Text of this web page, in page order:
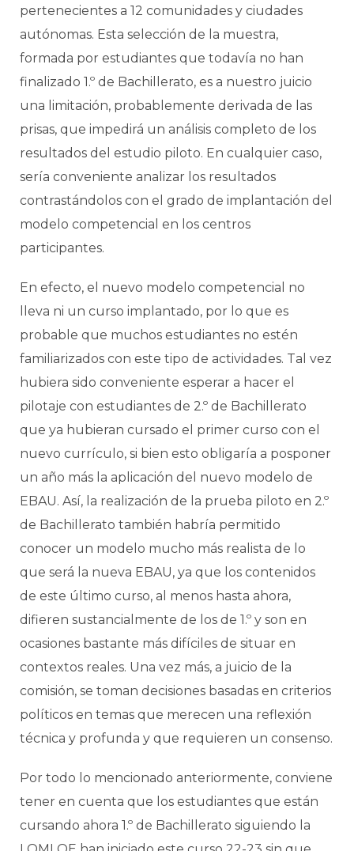
pertenecientes a 12 comunidades y ciudades
autónomas. Esta selección de la muestra,
formada por estudiantes que todavía no han
finalizado 1.º de Bachillerato, es a nuestro juicio
una limitación, probablemente derivada de las
prisas, que impedirá un análisis completo de los
resultados del estudio piloto. En cualquier caso,
sería conveniente analizar los resultados
contrastándolos con el grado de implantación del
modelo competencial en los centros
participantes.
En efecto, el nuevo modelo competencial no
lleva ni un curso implantado, por lo que es
probable que muchos estudiantes no estén
familiarizados con este tipo de actividades. Tal vez
hubiera sido conveniente esperar a hacer el
pilotaje con estudiantes de 2.º de Bachillerato
que ya hubieran cursado el primer curso con el
nuevo currículo, si bien esto obligaría a posponer
un año más la aplicación del nuevo modelo de
EBAU. Así, la realización de la prueba piloto en 2.º
de Bachillerato también habría permitido
conocer un modelo mucho más realista de lo
que será la nueva EBAU, ya que los contenidos
de este último curso, al menos hasta ahora,
difieren sustancialmente de los de 1.º y son en
ocasiones bastante más difíciles de situar en
contextos reales. Una vez más, a juicio de la
comisión, se toman decisiones basadas en criterios
políticos en temas que merecen una reflexión
técnica y profunda y que requieren un consenso.
Por todo lo mencionado anteriormente, conviene
tener en cuenta que los estudiantes que están
cursando ahora 1.º de Bachillerato siguiendo la